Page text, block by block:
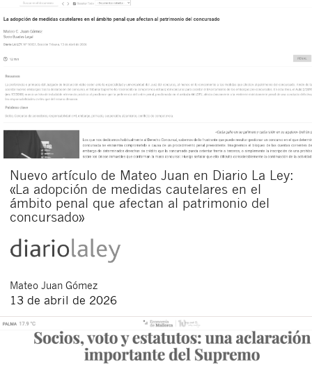
Nuevo artículo de Mateo Juan en Diario La Ley:
«La adopción de medidas cautelares en el
ámbito penal que afectan al patrimonio del
concursado»
Mateo Juan Gómez
13 de abril de 2026